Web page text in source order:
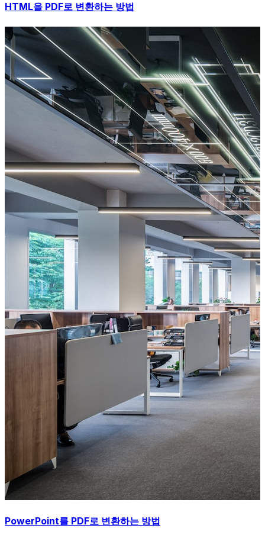
HTML을 PDF로 변환하는 방법
PowerPoint를 PDF로 변환하는 방법